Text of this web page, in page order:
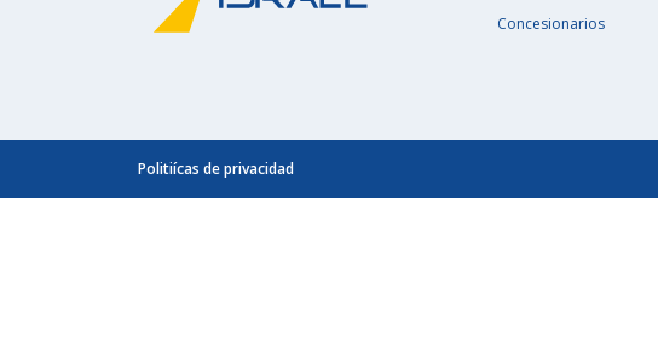
Concesionarios
Politiícas de privacidad